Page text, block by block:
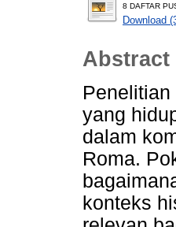
8 DAFTAR
Download
Abstract
yang
dalam
Roma.
konteks